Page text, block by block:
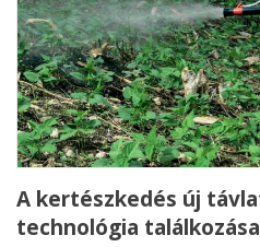
A kertészkedés új
technológia